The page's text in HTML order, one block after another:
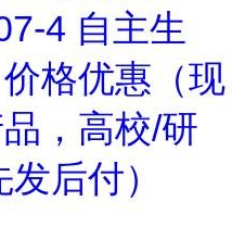
4 自主生
格优惠（现
，高校/研
后付）